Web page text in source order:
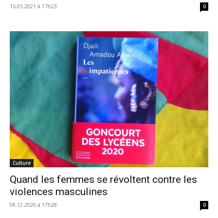
15.05.2021 à 17h23 0
Culture
Quand les femmes se révoltent contre les
violences masculines
08.12.2020 à 17h28 0